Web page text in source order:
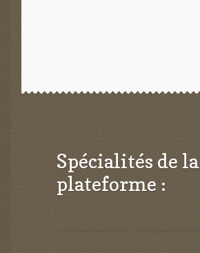
Spécialités de la
plateforme :